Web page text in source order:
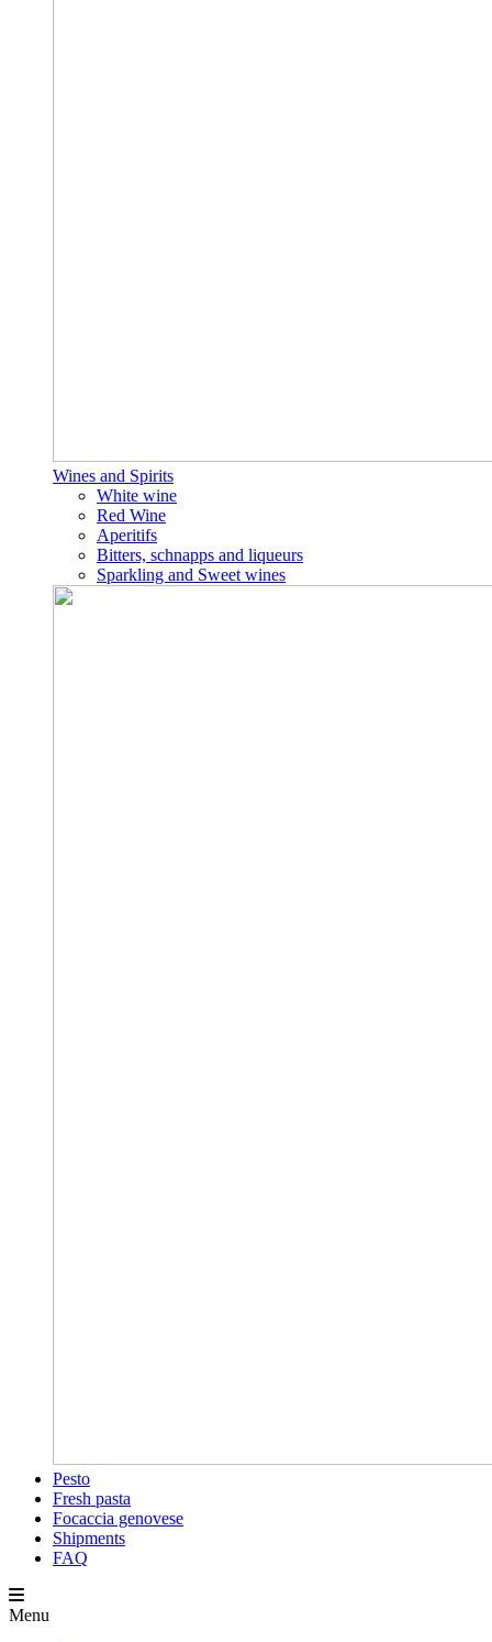
Wines and Spirits
White wine
Red Wine
Aperitifs
Bitters, schnapps and liqueurs
Sparkling and Sweet wines
Pesto
Fresh pasta
Focaccia genovese
Shipments
FAQ
Menu